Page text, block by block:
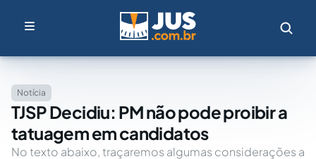
Notícia
TJSP Decidiu: PM não pode proibir a
tatuagem em candidatos
No texto abaixo, traçaremos algumas considerações a